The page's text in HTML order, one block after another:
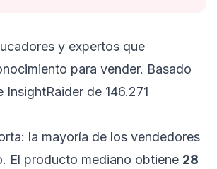
y expertos que
para vender. Basado
InsightRaider de 146.271
la mayoría de los vendedores
El producto mediano obtiene 28